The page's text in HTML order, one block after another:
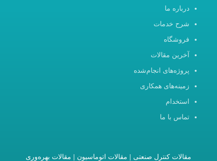
درباره ما
شرح خدمات
فروشگاه
آخرین مقالات
پروژه‌های انجام‌شده
زمینه‌های همکاری
استخدام
تماس با ما
مقالات کنترل صنعتی | مقالات اتوماسیون | مقالات بهره‌وری